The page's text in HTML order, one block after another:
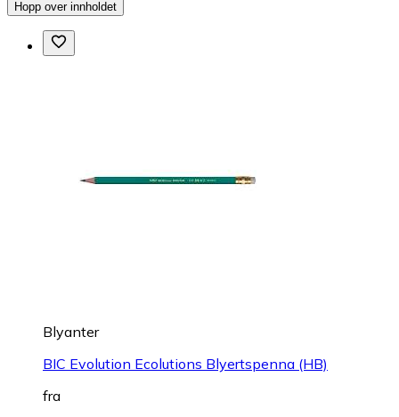
Hopp over innholdet
Blyanter
BIC Evolution Ecolutions Blyertspenna (HB)
fra